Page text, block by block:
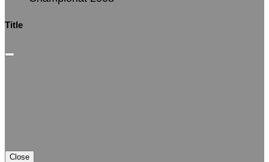
Title
Close